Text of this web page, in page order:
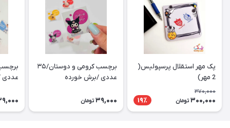
پک مهر استقلال پرسپولیس(
2 مهر)
370,000
300,000 تومان 19٪
برچسب کرومی و دوستان/۳۵
عددی /برش خورده
39,000 تومان
عددی